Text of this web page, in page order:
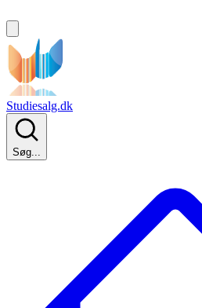
Studiesalg.dk
Søg...